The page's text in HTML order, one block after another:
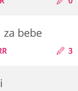
bebe
3